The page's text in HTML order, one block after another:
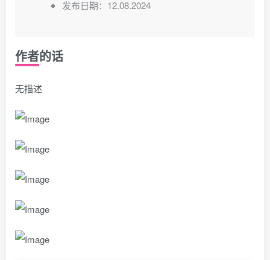
发布日期：12.08.2024
作者的话
无描述